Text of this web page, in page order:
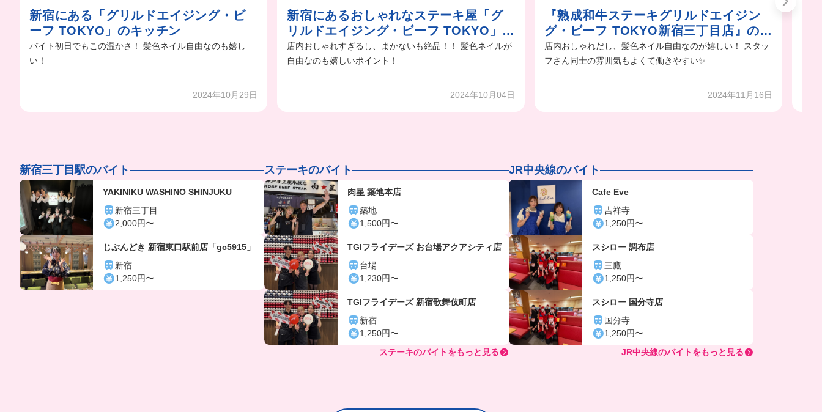
新宿にある「グリルドエイジング・ビ
ーフ TOKYO」のキッチン
バイト初日でもこの温かさ！ 髪色ネイル自由なのも嬉し
い！
2024年10月29日
新宿にあるおしゃれなステーキ屋「グ
リルドエイジング・ビーフ TOKYO」の
バイトvlog
店内おしゃれすぎるし、まかないも絶品！！ 髪色ネイルが
自由なのも嬉しいポイント！
2024年10月04日
『熟成和牛ステーキグリルドエイジン
グ・ビーフ TOKYO新宿三丁目店』のお
仕事
店内おしゃれだし、髪色ネイル自由なのが嬉しい！ スタッ
フさん同士の雰囲気もよくて働きやすい✨
2024年11月16日
キ
優し
新宿三丁目駅のバイト
YAKINIKU WASHINO SHINJUKU
新宿三丁目
2,000円〜
じぶんどき 新宿東口駅前店「gc5915」
新宿
1,250円〜
ステーキのバイト
肉星 築地本店
築地
1,500円〜
TGIフライデーズ お台場アクアシティ店
台場
1,230円〜
TGIフライデーズ 新宿歌舞伎町店
新宿
1,250円〜
ステーキのバイトをもっと見る
JR中央線のバイト
Cafe Eve
吉祥寺
1,250円〜
スシロー 調布店
三鷹
1,250円〜
スシロー 国分寺店
国分寺
1,250円〜
JR中央線のバイトをもっと見る